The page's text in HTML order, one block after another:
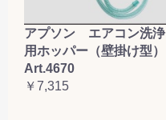
アプソン エアコン洗浄
用ホッパー（壁掛け型）
Art.4670
￥7,315